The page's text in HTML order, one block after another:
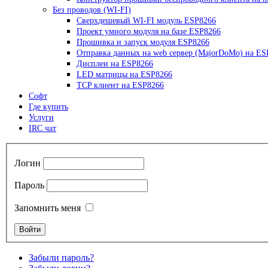
Без проводов (WI-FI)
Сверхдешевый WI-FI модуль ESP8266
Проект умного модуля на базе ESP8266
Прошивка и запуск модуля ESP8266
Отправка данных на web сервер (MajorDoMo) на
Дисплеи на ESP8266
LED матрицы на ESP8266
TCP клиент на ESP8266
Софт
Где купить
Услуги
IRC чат
Логин
Пароль
Запомнить меня
Забыли пароль?